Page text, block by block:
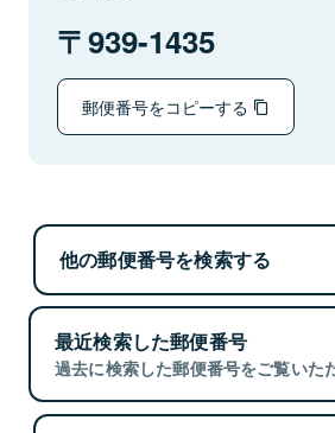
939-1435
郵便番号をコピーする
他の郵便番号を検索する
最近検索した郵便番号
過去に検索した郵便番号をご覧いた